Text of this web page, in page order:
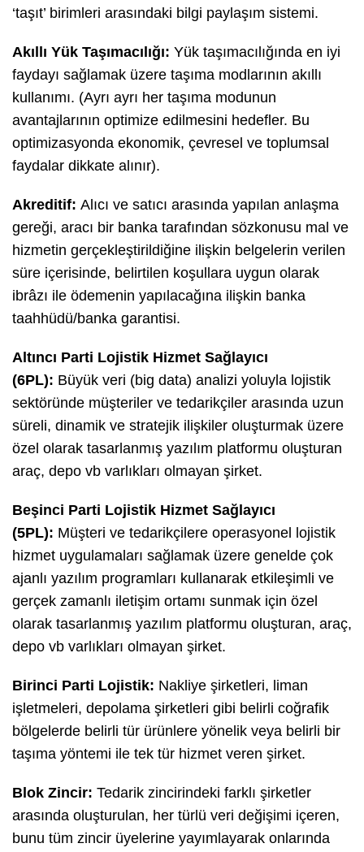
‘taşıt’ birimleri arasındaki bilgi paylaşım sistemi.
Akıllı Yük Taşımacılığı: Yük taşımacılığında en iyi
faydayı sağlamak üzere taşıma modlarının akıllı
kullanımı. (Ayrı ayrı her taşıma modunun
avantajlarının optimize edilmesini hedefler. Bu
optimizasyonda ekonomik, çevresel ve toplumsal
faydalar dikkate alınır).
Akreditif: Alıcı ve satıcı arasında yapılan anlaşma
gereği, aracı bir banka tarafından sözkonusu mal ve
hizmetin gerçekleştirildiğine ilişkin belgelerin verilen
süre içerisinde, belirtilen koşullara uygun olarak
ibrâzı ile ödemenin yapılacağına ilişkin banka
taahhüdü/banka garantisi.
Altıncı Parti Lojistik Hizmet Sağlayıcı
(6PL): Büyük veri (big data) analizi yoluyla lojistik
sektöründe müşteriler ve tedarikçiler arasında uzun
süreli, dinamik ve stratejik ilişkiler oluşturmak üzere
özel olarak tasarlanmış yazılım platformu oluşturan
araç, depo vb varlıkları olmayan şirket.
Beşinci Parti Lojistik Hizmet Sağlayıcı
(5PL): Müşteri ve tedarikçilere operasyonel lojistik
hizmet uygulamaları sağlamak üzere genelde çok
ajanlı yazılım programları kullanarak etkileşimli ve
gerçek zamanlı iletişim ortamı sunmak için özel
olarak tasarlanmış yazılım platformu oluşturan, araç,
depo vb varlıkları olmayan şirket.
Birinci Parti Lojistik: Nakliye şirketleri, liman
işletmeleri, depolama şirketleri gibi belirli coğrafik
bölgelerde belirli tür ürünlere yönelik veya belirli bir
taşıma yöntemi ile tek tür hizmet veren şirket.
Blok Zincir: Tedarik zincirindeki farklı şirketler
arasında oluşturulan, her türlü veri değişimi içeren,
bunu tüm zincir üyelerine yayımlayarak onlarında